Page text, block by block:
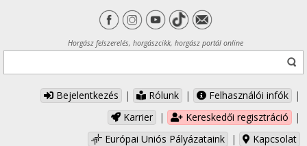
Horgász felszerelés, horgászcikk, horgász portál online
Bejelentkezés | Rólunk | Felhasználói infók
|
Karrier
| Kereskedői regisztráció
|
Európai Uniós Pályázataink
| Kapcsolat